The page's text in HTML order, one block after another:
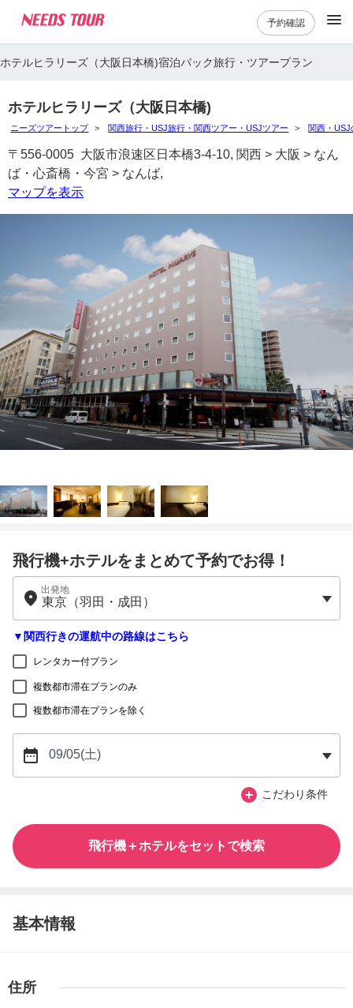
予約確認
ホテルヒラリーズ（大阪日本橋)宿泊パック旅行・ツアープラン
ホテルヒラリーズ（大阪日本橋)
ニーズツアートップ 関西旅行・USJ旅行・関西ツアー・USJツアー 関西・USJ
〒556-0005 大阪市浪速区日本橋3-4-10, 関西 > 大阪 > なん
ば・心斎橋・今宮 > なんば,
マップを表示
飛行機+ホテルをまとめて予約でお得！
出発地
▼関西行きの運航中の路線はこちら
レンタカー付プラン
複数都市滞在プランのみ
複数都市滞在プランを除く
こだわり条件
飛行機＋ホテルをセットで検索
基本情報
住所